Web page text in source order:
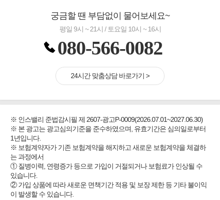
궁금할 땐 부담없이 물어보세요~
평일 9시 ~ 21시 / 토요일 10시 ~ 16시
080-566-0082
24시간 맞춤상담 바로가기 >
※ 인스밸리 준법감시필 제 2607-광고P-0009(2026.07.01~2027.06.30)
※ 본 광고는 광고심의기준을 준수하였으며, 유효기간은 심의일로부터
1년입니다.
※ 보험계약자가 기존 보험계약을 해지하고 새로운 보험계약을 체결하
는 과정에서
① 질병이력, 연령증가 등으로 가입이 거절되거나 보험료가 인상될 수
있습니다.
② 가입 상품에 따라 새로운 면책기간 적용 및 보장 제한 등 기타 불이익
이 발생할 수 있습니다.